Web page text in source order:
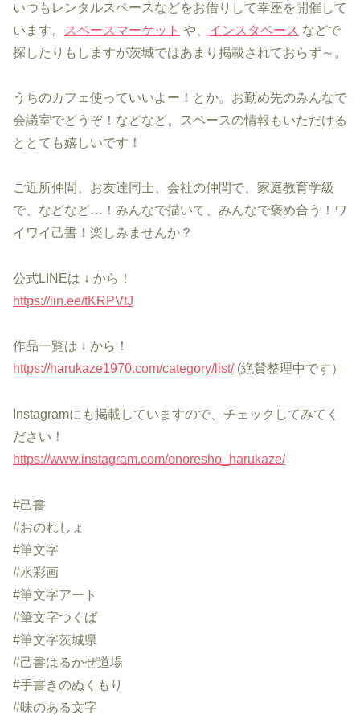
いつもレンタルスペースなどをお借りして幸座を開催して
います。
スペースマーケット や、 インスタベース などで
探したりもしますが茨城ではあまり掲載されておらず～。
うちのカフェ使っていいよー！とか。お勤め先のみんなで
会議室でどうぞ！などなど。スペースの情報もいただける
ととても嬉しいです！
ご近所仲間、お友達同士、会社の仲間で、家庭教育学級
で、などなど…！みんなで描いて、みんなで褒め合う！ワ
イワイ己書！楽しみませんか？
公式LINEは ↓ から！
https://lin.ee/tKRPVtJ
作品一覧は ↓ から！
https://harukaze1970.com/category/list/(絶賛整理中です）
Instagramにも掲載していますので、チェックしてみてく
ださい！
https://www.instagram.com/onoresho_harukaze/
#己書
#おのれしょ
#筆文字
#水彩画
#筆文字アート
#筆文字つくば
#筆文字茨城県
#己書はるかぜ道場
#手書きのぬくもり
#味のある文字